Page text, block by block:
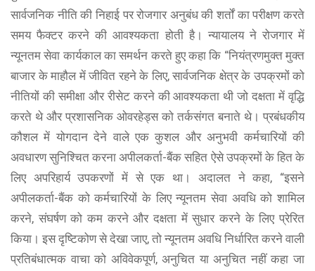
सार्वजनिक नीति की निहाई पर रोजगार अनुबंध की शर्तों का परीक्षण करते
समय फैक्टर करने की आवश्यकता होती है। न्यायालय ने रोजगार में
न्यूनतम सेवा कार्यकाल का समर्थन करते हुए कहा कि “नियंत्रणमुक्त मुक्त
बाजार के माहौल में जीवित रहने के लिए, सार्वजनिक क्षेत्र के उपक्रमों को
नीतियों की समीक्षा और रीसेट करने की आवश्यकता थी जो दक्षता में वृद्धि
करते थे और प्रशासनिक ओवरहेड्स को तर्कसंगत बनाते थे। प्रबंधकीय
कौशल में योगदान देने वाले एक कुशल और अनुभवी कर्मचारियों की
अवधारण सुनिश्चित करना अपीलकर्ता-बैंक सहित ऐसे उपक्रमों के हित के
लिए अपरिहार्य उपकरणों में से एक था। अदालत ने कहा, “इसने
अपीलकर्ता-बैंक को कर्मचारियों के लिए न्यूनतम सेवा अवधि को शामिल
करने, संघर्षण को कम करने और दक्षता में सुधार करने के लिए प्रेरित
किया। इस दृष्टिकोण से देखा जाए, तो न्यूनतम अवधि निर्धारित करने वाली
प्रतिबंधात्मक वाचा को अविवेकपूर्ण, अनुचित या अनुचित नहीं कहा जा